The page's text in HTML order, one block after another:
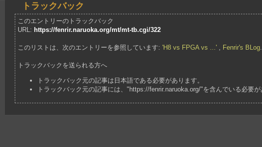
トラックバック
このエントリーのトラックバック
URL: https://fenrir.naruoka.org/mt/mt-tb.cgi/322
このリストは、次のエントリーを参照しています: 'H8 vs FPGA vs ...' , Fenrir's BLog.
トラックバックを送られる方へ
トラックバック元の記事は日本語である必要があります。
トラックバック元の記事には、"https://fenrir.naruoka.org/"を含んでいる必要が